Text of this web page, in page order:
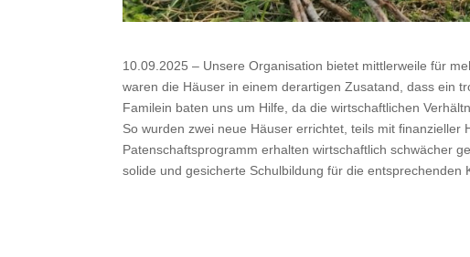
10.09.2025 – Unsere Organisation bietet mittlerweile für
waren die Häuser in einem derartigen Zusatand, dass ein
Familein baten uns um Hilfe, da die wirtschaftlichen
So wurden zwei neue Häuser errichtet, teils mit
Patenschaftsprogramm erhalten wirtschaftlich schwächer
solide und gesicherte Schulbildung für die entsprechenden